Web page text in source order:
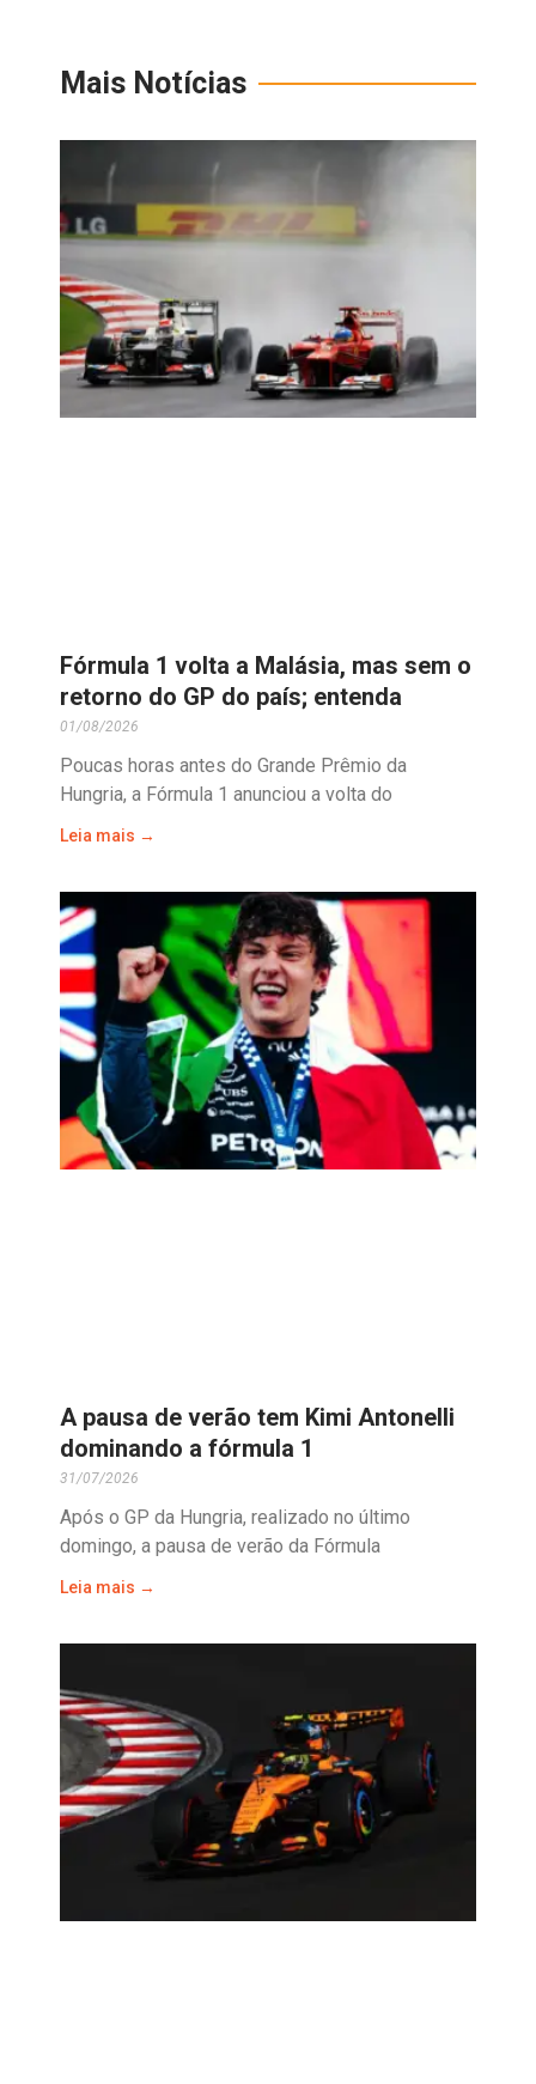
Mais Notícias
Fórmula 1 volta a Malásia, mas sem o
retorno do GP do país; entenda
01/08/2026
Poucas horas antes do Grande Prêmio da
Hungria, a Fórmula 1 anunciou a volta do
Leia mais →
A pausa de verão tem Kimi Antonelli
dominando a fórmula 1
31/07/2026
Após o GP da Hungria, realizado no último
domingo, a pausa de verão da Fórmula
Leia mais →